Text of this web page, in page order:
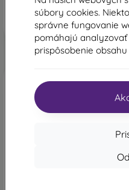
súbory cookies.
správne fungovanie
pomáhajú
prispôsobenie
Na sklade 1 ks